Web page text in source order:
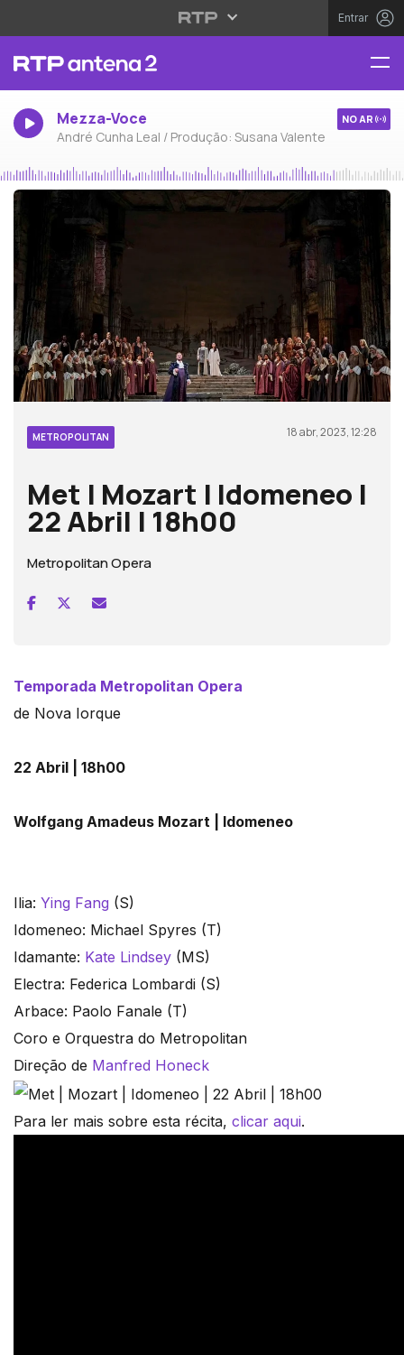
Entrar
Mezza-Voce
André Cunha Leal / Produção: Susana Valente
NO AR
METROPOLITAN 18 abr, 2023, 12:28
Met | Mozart | Idomeneo |
22 Abril | 18h00
Metropolitan Opera
Temporada Metropolitan Opera
de Nova Iorque
22 Abril | 18h00
Wolfgang Amadeus Mozart | Idomeneo
Ilia: Ying Fang (S)
Idomeneo: Michael Spyres (T)
Idamante: Kate Lindsey (MS)
Electra: Federica Lombardi (S)
Arbace: Paolo Fanale (T)
Coro e Orquestra do Metropolitan
Direção de Manfred Honeck
Para ler mais sobre esta récita, clicar aqui.